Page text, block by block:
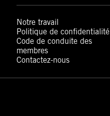
Notre travail
Politique de confidentialité
Code de conduite des
membres
Contactez-nous